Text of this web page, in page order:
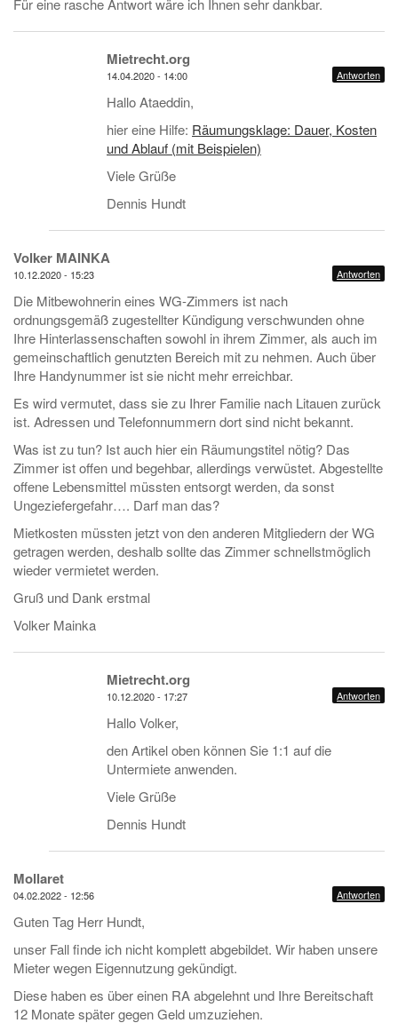
Für eine rasche Antwort wäre ich Ihnen sehr dankbar.
Mietrecht.org
14.04.2020 - 14:00 Antworten
Hallo Ataeddin,
hier eine Hilfe: Räumungsklage: Dauer, Kosten
und Ablauf (mit Beispielen)
Viele Grüße
Dennis Hundt
Volker MAINKA
10.12.2020 - 15:23 Antworten
Die Mitbewohnerin eines WG-Zimmers ist nach
ordnungsgemäß zugestellter Kündigung verschwunden ohne
Ihre Hinterlassenschaften sowohl in ihrem Zimmer, als auch im
gemeinschaftlich genutzten Bereich mit zu nehmen. Auch über
Ihre Handynummer ist sie nicht mehr erreichbar.
Es wird vermutet, dass sie zu Ihrer Familie nach Litauen zurück
ist. Adressen und Telefonnummern dort sind nicht bekannt.
Was ist zu tun? Ist auch hier ein Räumungstitel nötig? Das
Zimmer ist offen und begehbar, allerdings verwüstet. Abgestellte
offene Lebensmittel müssten entsorgt werden, da sonst
Ungeziefergefahr…. Darf man das?
Mietkosten müssten jetzt von den anderen Mitgliedern der WG
getragen werden, deshalb sollte das Zimmer schnellstmöglich
wieder vermietet werden.
Gruß und Dank erstmal
Volker Mainka
Mietrecht.org
10.12.2020 - 17:27 Antworten
Hallo Volker,
den Artikel oben können Sie 1:1 auf die
Untermiete anwenden.
Viele Grüße
Dennis Hundt
Mollaret
04.02.2022 - 12:56 Antworten
Guten Tag Herr Hundt,
unser Fall finde ich nicht komplett abgebildet. Wir haben unsere
Mieter wegen Eigennutzung gekündigt.
Diese haben es über einen RA abgelehnt und Ihre Bereitschaft
12 Monate später gegen Geld umzuziehen.